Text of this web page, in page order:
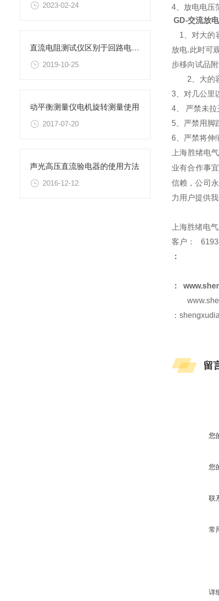
2023-02-24
直流电阻测试仪区别于回路电阻测试仪
2019-10-25
动平衡测量仪电机旋转测量使用
2017-07-20
声光高压直流验电器的使用方法
2016-12-12
4、放电电压
GD-交流放
1、对大的
放电.此时可
步移向试品
2、大的容
3、对几公里
4、 严禁未
5、严禁用脚
6、严禁将伸
上海胜绪电
业有合作事
信赖，公司
力用户提供
上海胜绪电
客户 ：
：
：
：
留
您
您
联
常
详